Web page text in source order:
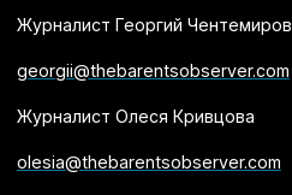
Журналист Георгий Чентемиров
georgii@thebarentsobserver.com
Журналист Олеся Кривцова
olesia@thebarentsobserver.com